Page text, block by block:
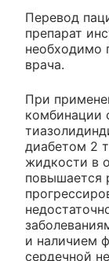
Перевод
препарат
необходимо
врача.
При
комбинации
диабетом 2
жидкости в
повышается
и наличием
сердечной